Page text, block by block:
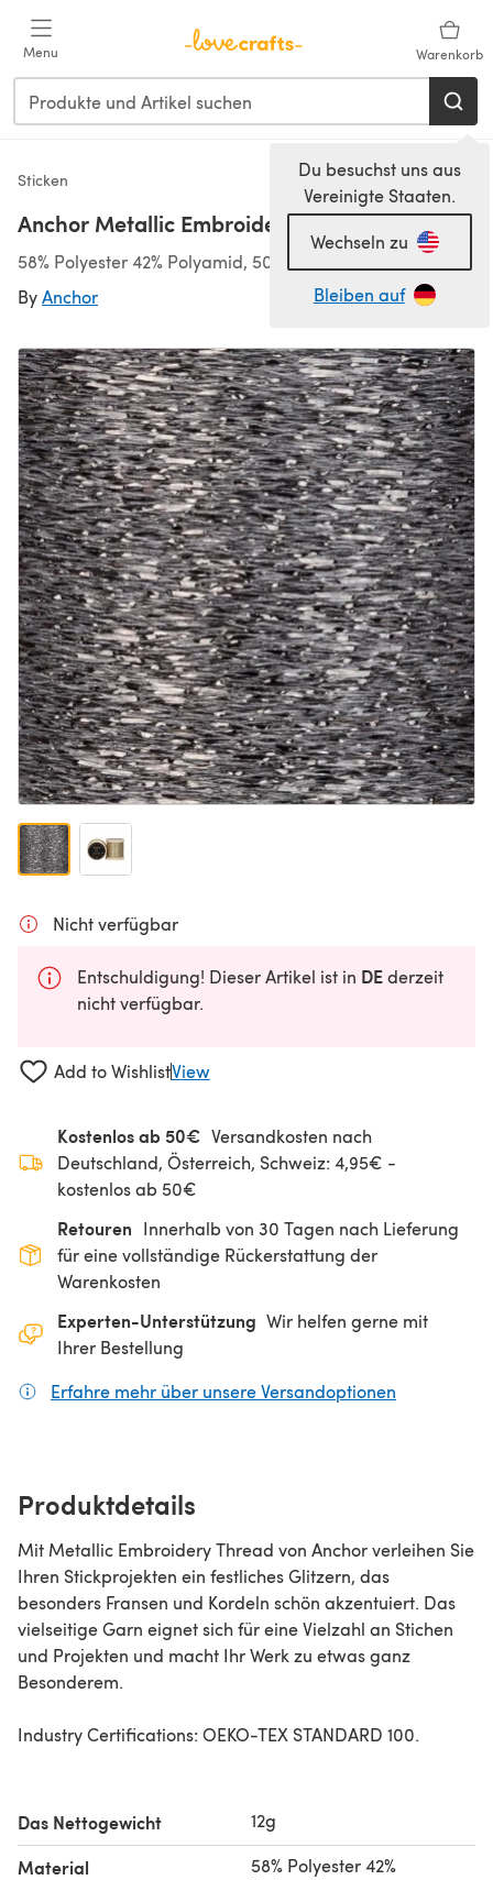
Menu Warenkorb
Du besuchst uns aus
Vereinigte Staaten.
Wechseln zu
Bleiben auf
Sticken
Anchor Metallic Embroidery Thread
58% Polyester 42% Polyamid, 50m/12g, Faden
ByAnchor
Nicht verfügbar
Entschuldigung! Dieser Artikel ist in DEderzeit
nicht verfügbar.
Add to WishlistView
Kostenlos ab 50€ Versandkosten nach
Deutschland, Österreich, Schweiz: 4,95€ -
kostenlos ab 50€
Retouren Innerhalb von 30 Tagen nach Lieferung
für eine vollständige Rückerstattung der
Warenkosten
Experten-Unterstützung Wir helfen gerne mit
Ihrer Bestellung
Erfahre mehr über unsere Versandoptionen
Produktdetails
Mit Metallic Embroidery Thread von Anchor verleihen Sie
Ihren Stickprojekten ein festliches Glitzern, das
besonders Fransen und Kordeln schön akzentuiert. Das
vielseitige Garn eignet sich für eine Vielzahl an Stichen
und Projekten und macht Ihr Werk zu etwas ganz
Besonderem.
Industry Certifications: OEKO-TEX STANDARD 100.
Das Nettogewicht 12g
Material
58% Polyester 42%